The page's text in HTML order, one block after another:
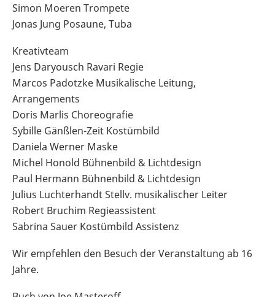
Simon Moeren Trompete
Jonas Jung Posaune, Tuba
Kreativteam
Jens Daryousch Ravari Regie
Marcos Padotzke Musikalische Leitung,
Arrangements
Doris Marlis Choreografie
Sybille Gänßlen-Zeit Kostümbild
Daniela Werner Maske
Michel Honold Bühnenbild & Lichtdesign
Paul Hermann Bühnenbild & Lichtdesign
Julius Luchterhandt Stellv. musikalischer Leiter
Robert Bruchim Regieassistent
Sabrina Sauer Kostümbild Assistenz
Wir empfehlen den Besuch der Veranstaltung ab 16
Jahre.